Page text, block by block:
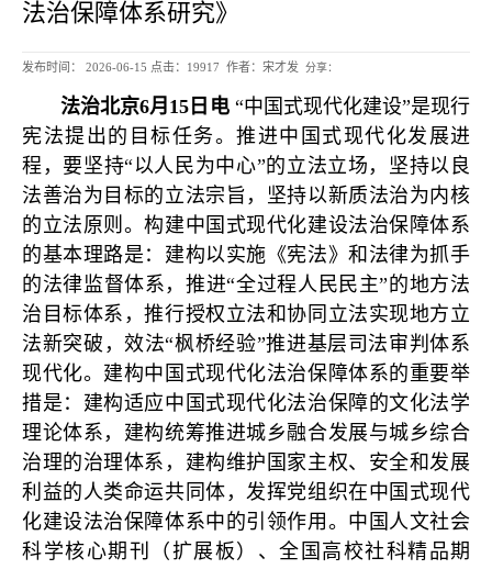
法治保障体系研究》
发布时间： 2026-06-15 点击： 19917 作者：宋才发 分享：
法治北京6月15日电 “中国式现代化建设”是现行
宪法提出的目标任务。推进中国式现代化发展进
程，要坚持“以人民为中心”的立法立场，坚持以良
法善治为目标的立法宗旨，坚持以新质法治为内核
的立法原则。构建中国式现代化建设法治保障体系
的基本理路是：建构以实施《宪法》和法律为抓手
的法律监督体系，推进“全过程人民民主”的地方法
治目标体系，推行授权立法和协同立法实现地方立
法新突破，效法“枫桥经验”推进基层司法审判体系
现代化。建构中国式现代化法治保障体系的重要举
措是：建构适应中国式现代化法治保障的文化法学
理论体系，建构统筹推进城乡融合发展与城乡综合
治理的治理体系，建构维护国家主权、安全和发展
利益的人类命运共同体，发挥党组织在中国式现代
化建设法治保障体系中的引领作用。中国人文社会
科学核心期刊（扩展板）、全国高校社科精品期